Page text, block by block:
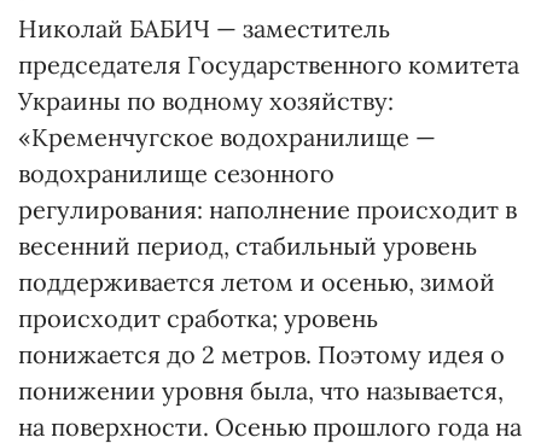
Николай БАБИЧ — заместитель
председателя Государственного комитета
Украины по водному хозяйству:
«Кременчугское водохранилище —
водохранилище сезонного
регулирования: наполнение происходит в
весенний период, стабильный уровень
поддерживается летом и осенью, зимой
происходит сработка; уровень
понижается до 2 метров. Поэтому идея о
понижении уровня была, что называется,
на поверхности. Осенью прошлого года на